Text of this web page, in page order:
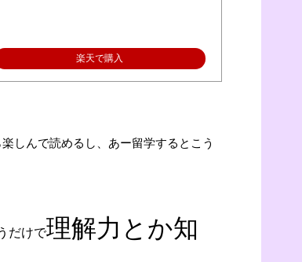
楽天で購入
しんで読めるし、あー留学するとこう
だけで理解力とか知